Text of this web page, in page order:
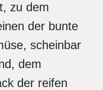
zu dem
der bunte
scheinbar
dem
der reifen